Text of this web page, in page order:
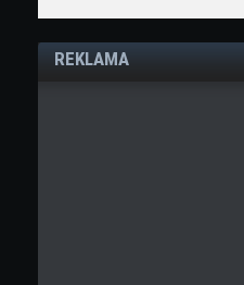
REKLAMA